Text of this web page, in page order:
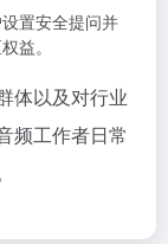
置安全提问并
益。
体以及对行业
频工作者日常